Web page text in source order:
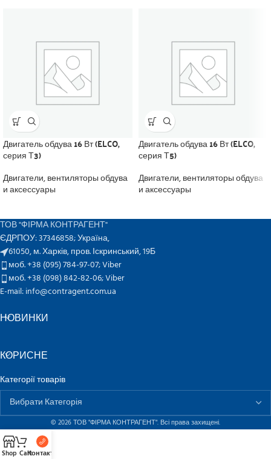
Двигатель обдува 16 Вт (ELCO,
серия Т3)
Двигатели, вентиляторы обдува
и аксессуары
Двигатель обдува 16 Вт (ELCO,
серия Т5)
Двигатели, вентиляторы обдува
и аксессуары
ТОВ "ФІРМА КОНТРАГЕНТ"
ЄДРПОУ: 37346858; Україна,
61050, м. Харків, пров. Іскринський, 19Б
моб. +38 (095) 784-97-07;Viber
моб. +38 (098) 842-82-06;Viber
E-mail: info@contragent.com.ua
НОВИНКИ
КОРИСНЕ
Категорії товарів
© 2026 ТОВ "ФІРМА КОНТРАГЕНТ". Всі права захищені.
Shop CartКонтакти